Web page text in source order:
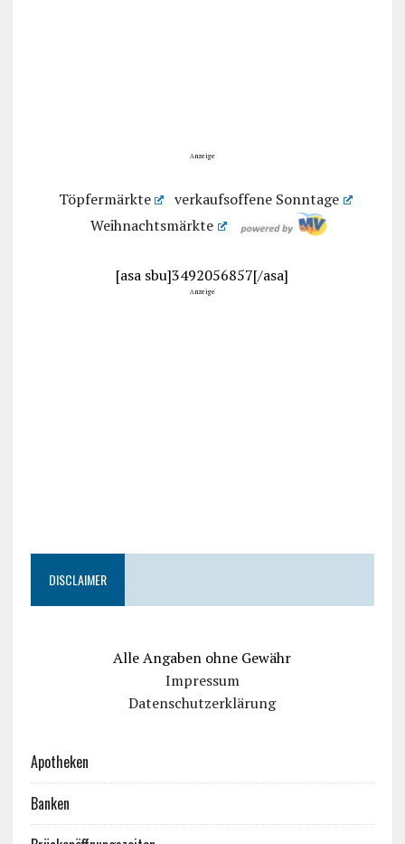
Anzeige
Töpfermärkte
verkaufsoffene Sonntage
Weihnachtsmärkte
[asa sbu]3492056857[/asa]
Anzeige
DISCLAIMER
Alle Angaben ohne Gewähr
Impressum
Datenschutzerklärung
Apotheken
Banken